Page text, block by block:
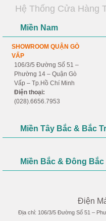
Hệ Thống Cửa Hàng
Miền Nam
SHOWROOM QUẬN GÒ
VẤP
106/3/5 Đường Số 51 –
Phường 14 – Quận Gò
Vấp – Tp.Hồ Chí Minh
Điện thoại:
(028).6656.7953
Miền Tây Bắc & Bắc
Miền Bắc & Đông
Điện
Địa chỉ: 106/3/5 Đường Số 51 –